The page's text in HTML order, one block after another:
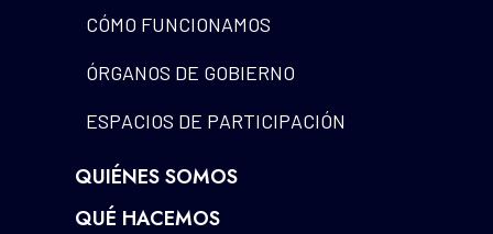
CÓMO FUNCIONAMOS
ÓRGANOS DE GOBIERNO
ESPACIOS DE PARTICIPACIÓN
QUIÉNES SOMOS
QUÉ HACEMOS